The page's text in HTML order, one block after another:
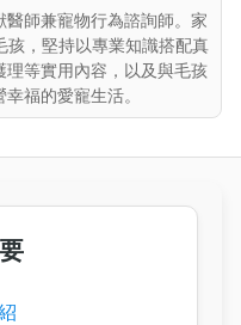
師兼寵物行為諮詢師。家
孩，堅持以專業知識搭配真
等實用內容，以及與毛孩
福的愛寵生活。